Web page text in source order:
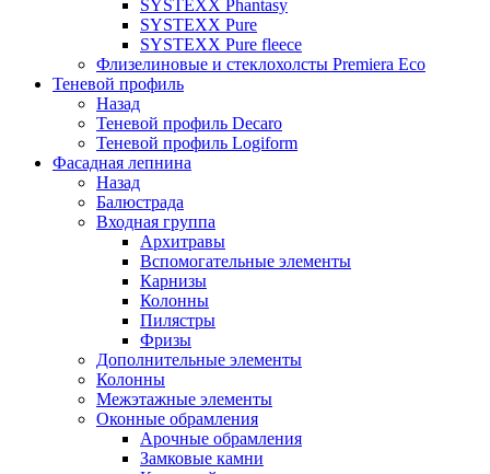
SYSTEXX Phantasy
SYSTEXX Pure
SYSTEXX Pure fleece
Флизелиновые и стеклохолсты Premiera Eco
Теневой профиль
Назад
Теневой профиль Decaro
Теневой профиль Logiform
Фасадная лепнина
Назад
Балюстрада
Входная группа
Архитравы
Вспомогательные элементы
Карнизы
Колонны
Пилястры
Фризы
Дополнительные элементы
Колонны
Межэтажные элементы
Оконные обрамления
Арочные обрамления
Замковые камни